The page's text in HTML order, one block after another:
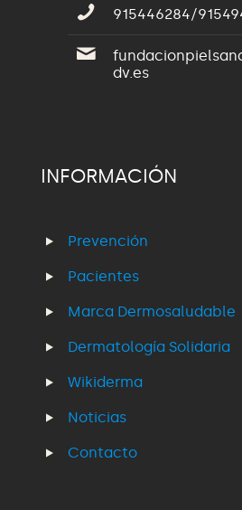
915446284/
dv.es
INFORMACIÓN
Prevención
Pacientes
Marca Dermosaludable
Dermatología Solidaria
Wikiderma
Noticias
Contacto